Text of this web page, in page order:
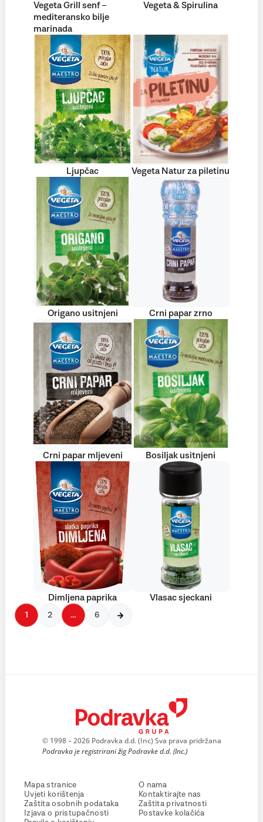
Vegeta Grill senf –
mediteransko bilje
marinada
Vegeta & Spirulina
Ljupčac Vegeta Natur za piletinu
Origano usitnjeni Crni papar zrno
Crni papar mljeveni Bosiljak usitnjeni
Dimljena paprika Vlasac sjeckani
1 2 … 6
© 1998 – 2026 Podravka d.d. (Inc) Sva prava pridržana
Podravka je registrirani žig Podravke d.d. (Inc.)
Mapa stranice
Uvjeti korištenja
Zaštita osobnih podataka
Izjava o pristupačnosti
O nama
Kontaktirajte nas
Zaštita privatnosti
Postavke kolačića